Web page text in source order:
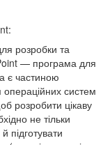
розробки та
— програма для
є частиною
систем
розробити цікаву
не тільки
підготувати